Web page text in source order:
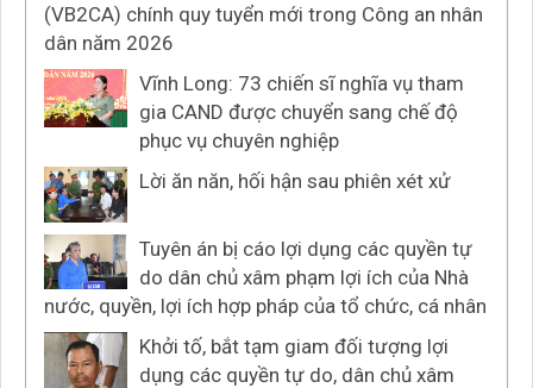
(VB2CA) chính quy tuyển mới trong Công an nhân
dân năm 2026
Vĩnh Long: 73 chiến sĩ nghĩa vụ tham
gia CAND được chuyển sang chế độ
phục vụ chuyên nghiệp
Lời ăn năn, hối hận sau phiên xét xử
Tuyên án bị cáo lợi dụng các quyền tự
do dân chủ xâm phạm lợi ích của Nhà
nước, quyền, lợi ích hợp pháp của tổ chức, cá nhân
Khởi tố, bắt tạm giam đối tượng lợi
dụng các quyền tự do, dân chủ xâm